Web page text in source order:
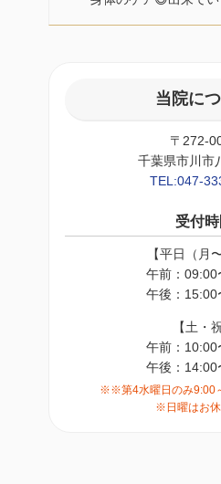
当院に
〒272-
千葉県市川市
TEL:047-
受付時
【平日（月
午前：09:00
午後：15:00
【土・
午前：10:00
午後：14:00
※※第4水曜日のみ9:00
※日曜はお